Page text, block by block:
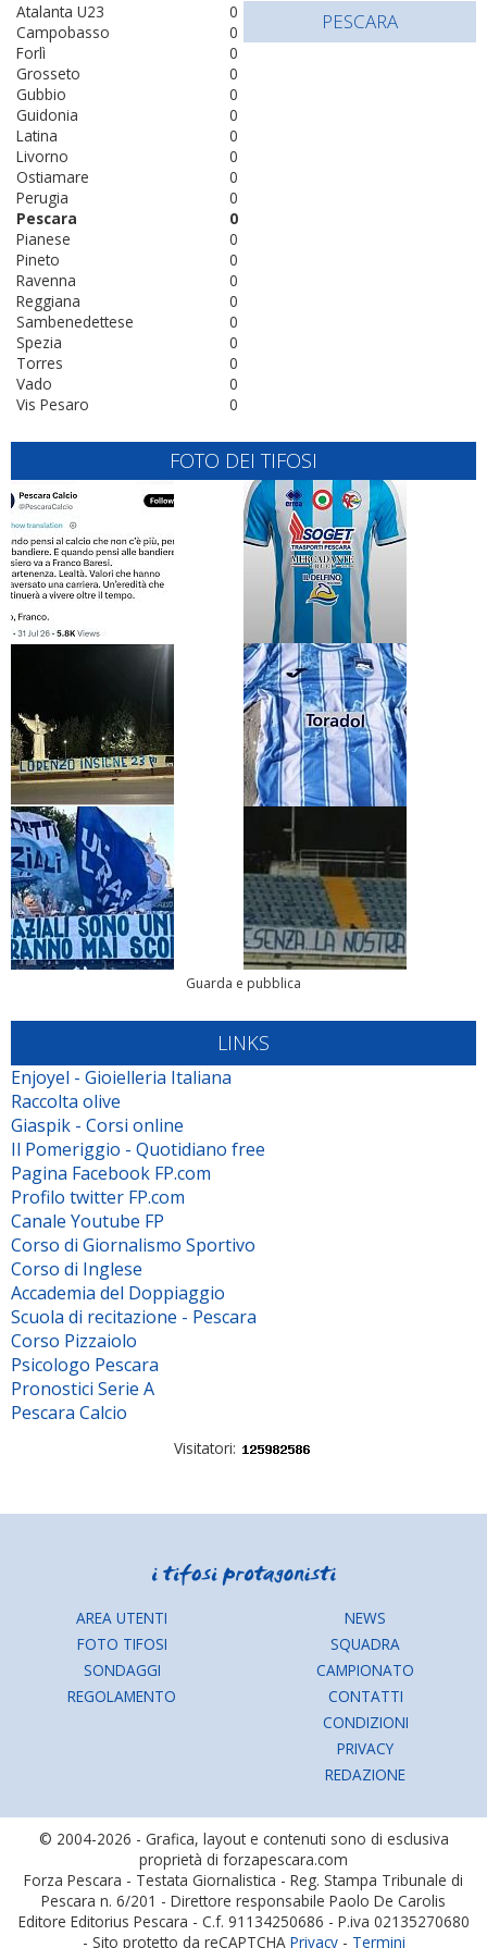
0
Atalanta U23
0
Campobasso
0
Forlì
0
Grosseto
0
Gubbio
0
Guidonia
0
Latina
0
Livorno
0
Ostiamare
0
Perugia
0
Pescara
0
Pianese
0
Pineto
0
Ravenna
0
Reggiana
0
Sambenedettese
0
Spezia
0
Torres
0
Vado
0
Vis Pesaro
PESCARA
FOTO DEI TIFOSI
Guarda e pubblica
LINKS
Enjoyel - Gioielleria Italiana
Raccolta olive
Giaspik - Corsi online
Il Pomeriggio - Quotidiano free
Pagina Facebook FP.com
Profilo twitter FP.com
Canale Youtube FP
Corso di Giornalismo Sportivo
Corso di Inglese
Accademia del Doppiaggio
Scuola di recitazione - Pescara
Corso Pizzaiolo
Psicologo Pescara
Pronostici Serie A
Pescara Calcio
Visitatori:
AREA UTENTI
FOTO TIFOSI
SONDAGGI
REGOLAMENTO
NEWS
SQUADRA
CAMPIONATO
CONTATTI
CONDIZIONI
PRIVACY
REDAZIONE
© 2004-2026 - Grafica, layout e contenuti sono di esclusiva
proprietà di forzapescara.com
Forza Pescara - Testata Giornalistica - Reg. Stampa Tribunale di
Pescara n. 6/201 - Direttore responsabile Paolo De Carolis
Editore Editorius Pescara - C.f. 91134250686 - P.iva 02135270680
- Sito protetto da reCAPTCHA Privacy- Termini